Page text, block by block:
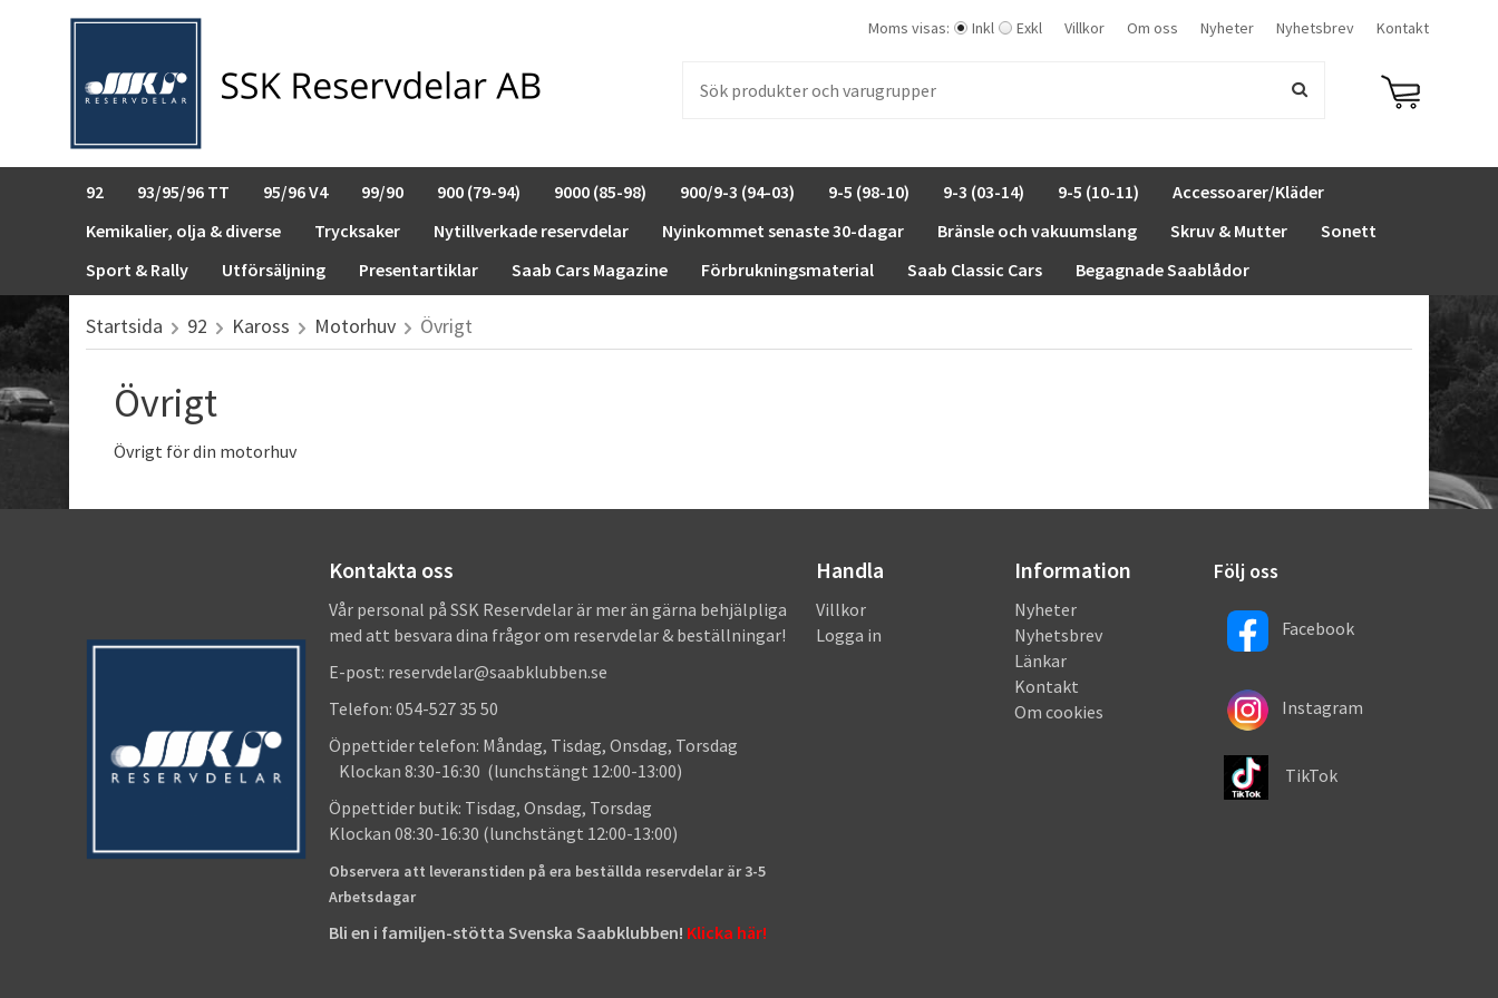
Moms visas: Inkl Exkl Villkor Om oss Nyheter Nyhetsbrev Kontakt
92 93/95/96 TT 95/96 V4 99/90 900 (79-94) 9000 (85-98) 900/9-3 (94-03) 9-5 (98-10) 9-3 (03-14) 9-5 (10-11)
Accessoarer/Kläder
Kemikalier, olja & diverse
Trycksaker Nytillverkade reservdelar Nyinkommet senaste 30-dagar Bränsle och vakuumslang Skruv & Mutter
Sonett
Sport & Rally
Utförsäljning Presentartiklar Saab Cars Magazine Förbrukningsmaterial Saab Classic Cars Begagnade Saablådor
Startsida 92 Kaross Motorhuv Övrigt
Övrigt
Övrigt för din motorhuv
Kontakta oss
Vår personal på SSK Reservdelar är mer än gärna behjälpliga
med att besvara dina frågor om reservdelar & beställningar!
E-post: reservdelar@saabklubben.se
Telefon: 054-527 35 50
Öppettider telefon: Måndag, Tisdag, Onsdag, Torsdag
Klockan 8:30-16:30 (lunchstängt 12:00-13:00)
Öppettider butik: Tisdag, Onsdag, Torsdag
Klockan 08:30-16:30 (lunchstängt 12:00-13:00)
Observera att leveranstiden på era beställda reservdelar är 3-5
Arbetsdagar
Bli en i familjen-stötta Svenska Saabklubben! Klicka här!
Handla
Villkor
Logga in
Information
Nyheter
Nyhetsbrev
Länkar
Kontakt
Om cookies
Följ oss
Facebook
Instagram
TikTok